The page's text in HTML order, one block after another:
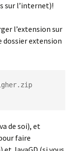
sur l’internet)!
l’extension sur
dossier extension
de soi), et
faire